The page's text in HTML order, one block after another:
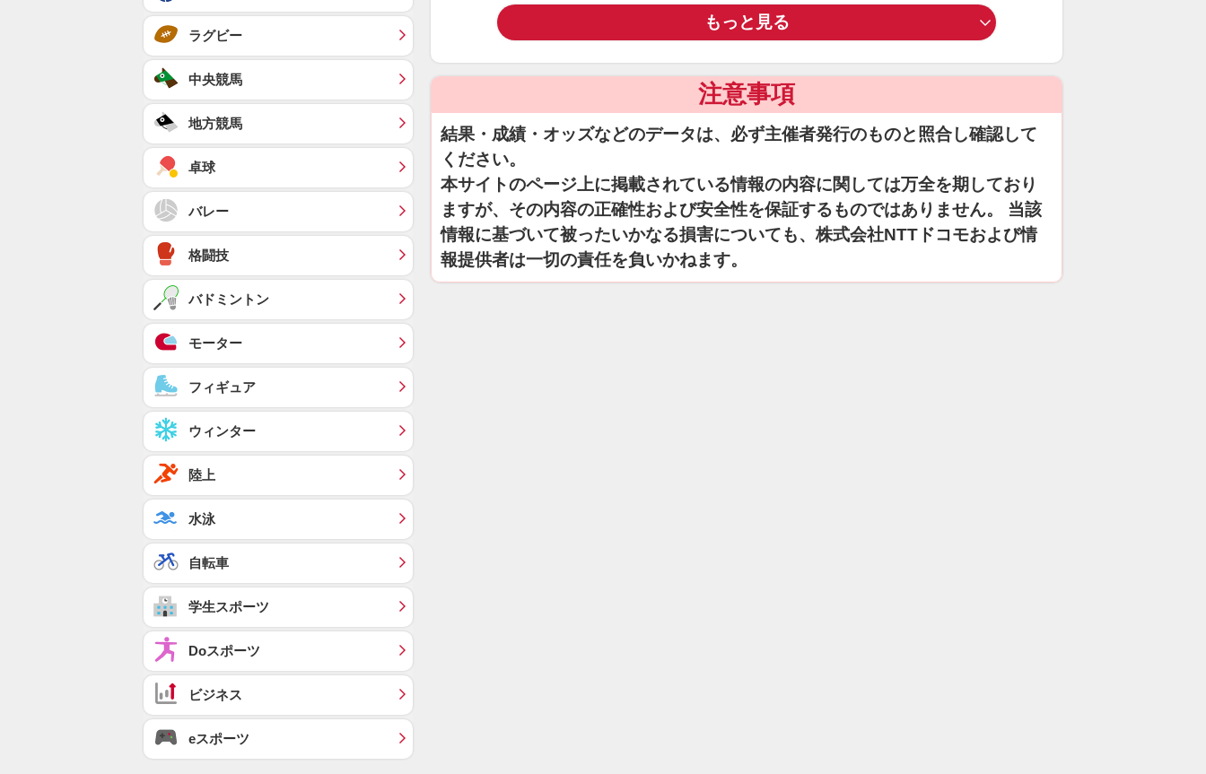
もっと見る
注意事項
結果・成績・オッズなどのデータは、必ず主催者発行のものと照合し確認して
ください。
本サイトのページ上に掲載されている情報の内容に関しては万全を期しており
ますが、その内容の正確性および安全性を保証するものではありません。 当該
情報に基づいて被ったいかなる損害についても、株式会社NTTドコモおよび情
報提供者は一切の責任を負いかねます。
ラグビー
中央競馬
地方競馬
卓球
バレー
格闘技
バドミントン
モーター
フィギュア
ウィンター
陸上
水泳
自転車
学生スポーツ
Doスポーツ
ビジネス
eスポーツ